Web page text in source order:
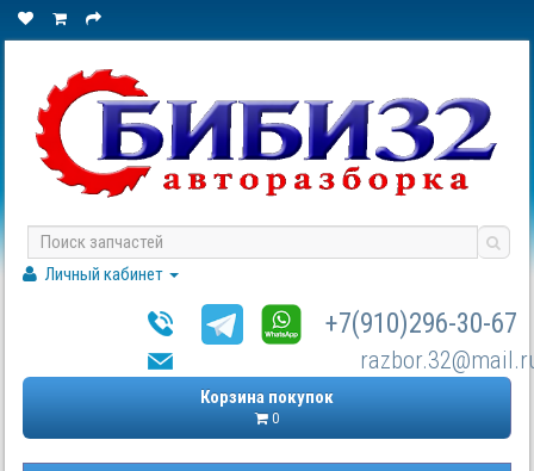
Личный кабинет
+7(910)296-30-67
Корзина покупок
0